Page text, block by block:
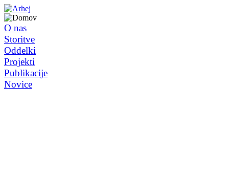
O nas
Storitve
Oddelki
Projekti
Publikacije
Novice